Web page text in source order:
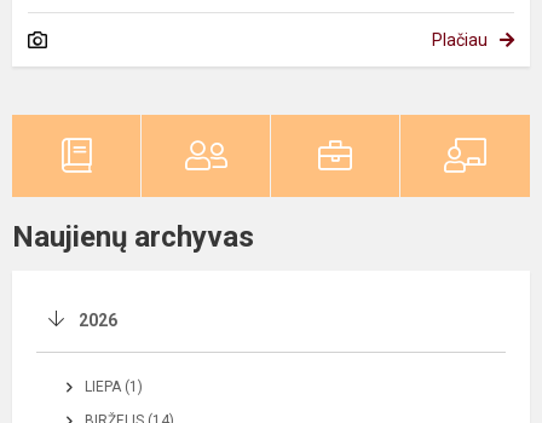
Plačiau
Naujienų archyvas
2026
LIEPA (1)